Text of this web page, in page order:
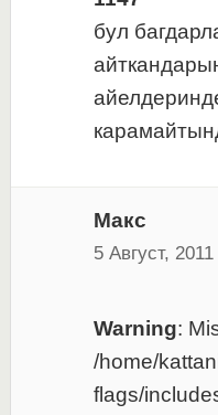
бул
Макс
5 Август,
Warning:
/home/
flags/